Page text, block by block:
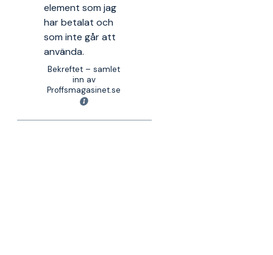
element som jag
har betalat och
som inte går att
använda.
Bekreftet – samlet
inn av
Proffsmagasinet.se